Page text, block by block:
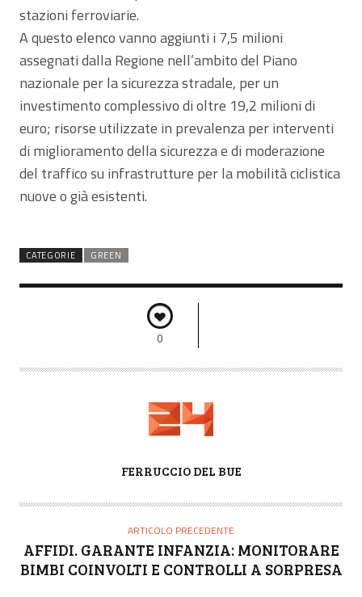
stazioni ferroviarie.
A questo elenco vanno aggiunti i 7,5 milioni
assegnati dalla Regione nell’ambito del Piano
nazionale per la sicurezza stradale, per un
investimento complessivo di oltre 19,2 milioni di
euro; risorse utilizzate in prevalenza per interventi
di miglioramento della sicurezza e di moderazione
del traffico su infrastrutture per la mobilità ciclistica
nuove o già esistenti.
CATEGORIE GREEN
0
T
R
E
FERRUCCIO DEL BUE
ARTICOLO PRECEDENTE
AFFIDI. GARANTE INFANZIA: MONITORARE
BIMBI COINVOLTI E CONTROLLI A SORPRESA